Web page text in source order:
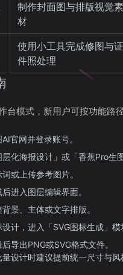
制作封面图与排版视觉素
材
使用小工具完成修图与证
件照处理
台模式，新用户可按功能路
官网并登录账号。
化海报设计」或「香蕉Pro生图
或上传参考图片。
进入图层编辑界面。
景、主体或文字排版。
计，进入「SVG图标生成」模
导出PNG或SVG格式文件。
量设计时建议提前统一尺寸与风